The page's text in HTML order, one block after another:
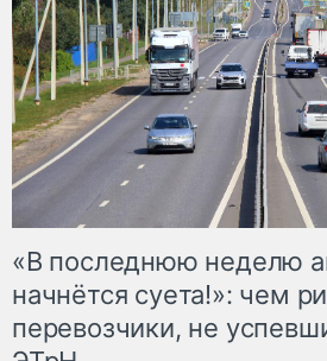
«В последнюю неделю
начнётся суета!»: чем
перевозчики, не